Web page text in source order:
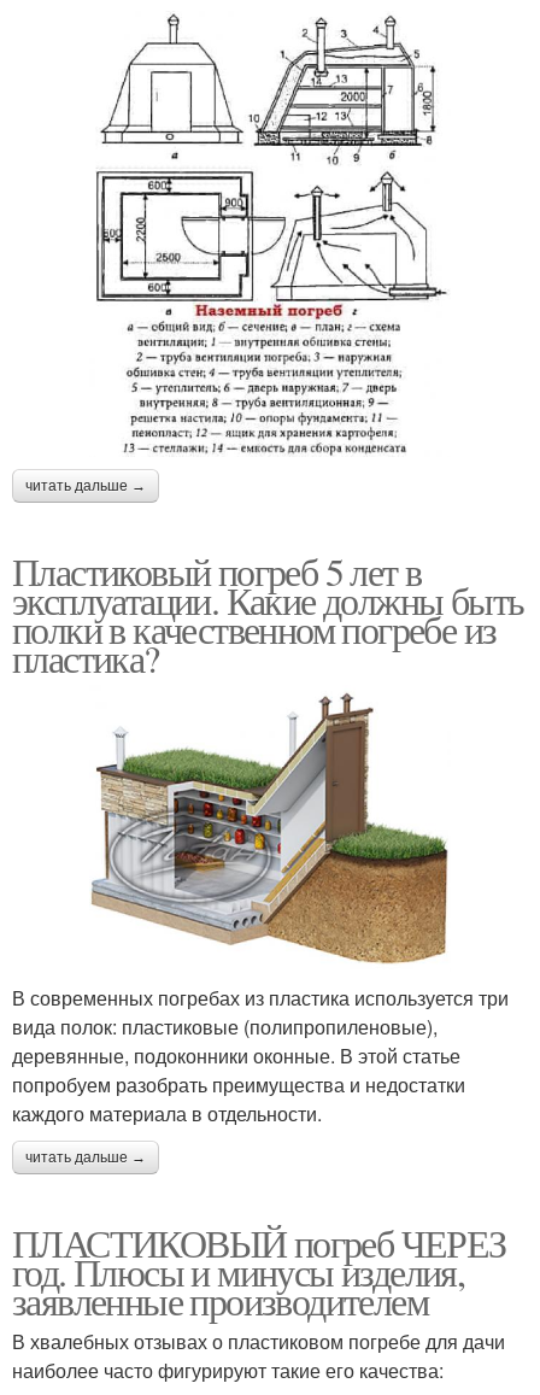
читать дальше →
Пластиковый погреб 5 лет в
эксплуатации. Какие должны быть
полки в качественном погребе из
пластика?
В современных погребах из пластика используется три
вида полок: пластиковые (полипропиленовые),
деревянные, подоконники оконные. В этой статье
попробуем разобрать преимущества и недостатки
каждого материала в отдельности.
читать дальше →
ПЛАСТИКОВЫЙ погреб ЧЕРЕЗ
год. Плюсы и минусы изделия,
заявленные производителем
В хвалебных отзывах о пластиковом погребе для дачи
наиболее часто фигурируют такие его качества: